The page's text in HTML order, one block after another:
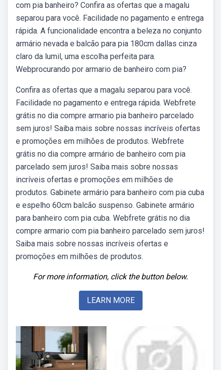
com pia banheiro? Confira as ofertas que a magalu
separou para você. Facilidade no pagamento e entrega
rápida. A funcionalidade encontra a beleza no conjunto
armário nevada e balcão para pia 180cm dallas cinza
claro da lumil, uma escolha perfeita para.
Webprocurando por armario de banheiro com pia?
Confira as ofertas que a magalu separou para você.
Facilidade no pagamento e entrega rápida. Webfrete
grátis no dia compre armario pia banheiro parcelado
sem juros! Saiba mais sobre nossas incríveis ofertas
e promoções em milhões de produtos. Webfrete
grátis no dia compre armário de banheiro com pia
parcelado sem juros! Saiba mais sobre nossas
incríveis ofertas e promoções em milhões de
produtos. Gabinete armário para banheiro com pia cuba
e espelho 60cm balcão suspenso. Gabinete armário
para banheiro com pia cuba. Webfrete grátis no dia
compre armario com pia banheiro parcelado sem juros!
Saiba mais sobre nossas incríveis ofertas e
promoções em milhões de produtos.
For more information, click the button below.
LEARN MORE